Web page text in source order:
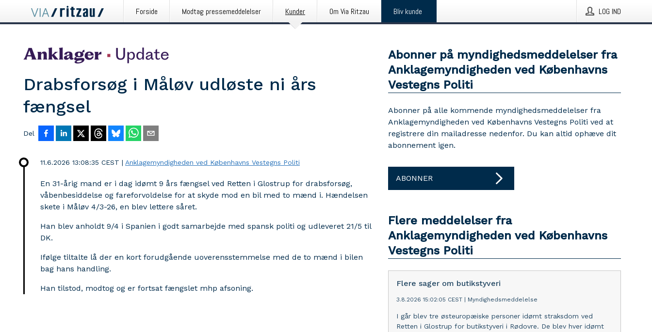
Forside Modtag pressemeddelelser Kunder Om Via Ritzau Bliv kunde LOG IND
Drabsforsøg i Måløv udløste ni års
fængsel
Del
11.6.2026 13:08:35 CEST | Anklagemyndigheden ved Københavns Vestegns Politi
En 31-årig mand er i dag idømt 9 års fængsel ved Retten i Glostrup for drabsforsøg,
våbenbesiddelse og fareforvoldelse for at skyde mod en bil med to mænd i. Hændelsen
skete i Måløv 4/3-26, en blev lettere såret.
Han blev anholdt 9/4 i Spanien i godt samarbejde med spansk politi og udleveret 21/5 til
DK.
Ifølge tiltalte lå der en kort forudgående uoverensstemmelse med de to mænd i bilen
bag hans handling.
Han tilstod, modtog og er fortsat fængslet mhp afsoning.
Abonner på myndighedsmeddelelser fra
Anklagemyndigheden ved Københavns
Vestegns Politi
Abonner på alle kommende myndighedsmeddelelser fra
Anklagemyndigheden ved Københavns Vestegns Politi ved at
registrere din mailadresse nedenfor. Du kan altid ophæve dit
abonnement igen.
ABONNER
Flere meddelelser fra
Anklagemyndigheden ved Københavns
Vestegns Politi
Flere sager om butikstyveri
3.8.2026 15:02:05 CEST Myndighedsmeddelelse
I går blev tre østeuropæiske personer idømt straksdom ved
Retten i Glostrup for butikstyveri i Rødovre. De blev hver idømt